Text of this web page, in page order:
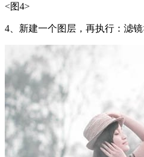
<图4>
4、新建一个图层，再执行：滤